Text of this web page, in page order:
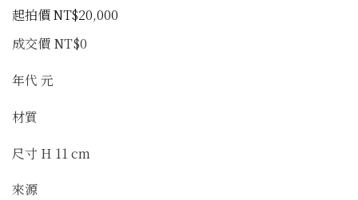
NT$20,000
成交價 NT$0
年代 元
材質
尺寸 H 11 cm
來源